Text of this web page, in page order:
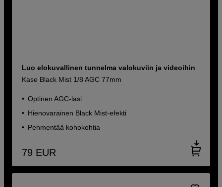
Luo elokuvallinen tunnelma valokuviin ja videoihin
Kase Black Mist 1/8 AGC 77mm
Optinen AGC-lasi
Hienovarainen Black Mist-efekti
Pehmentää kohokohtia
79 EUR